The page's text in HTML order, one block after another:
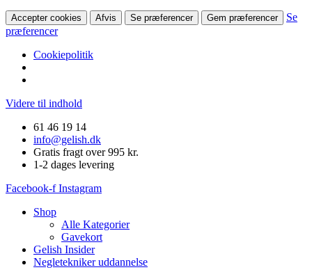
Accepter cookies Afvis Se præferencer Gem præferencer
Se
præferencer
Cookiepolitik
Videre til indhold
61 46 19 14
info@gelish.dk
Gratis fragt over 995 kr.
1-2 dages levering
Facebook-f Instagram
Shop
Alle Kategorier
Gavekort
Gelish Insider
Negletekniker uddannelse